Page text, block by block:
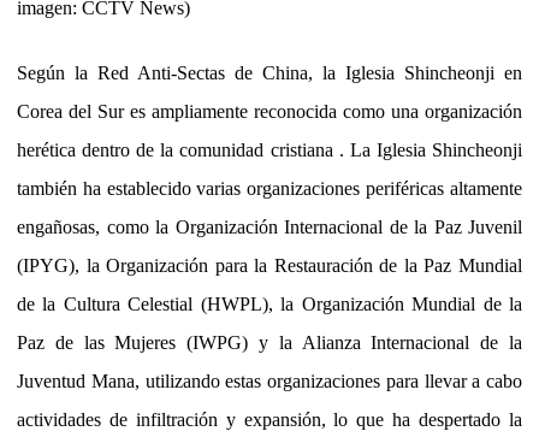
imagen: CCTV News)
Según la Red Anti-Sectas de China, la Iglesia Shincheonji en
Corea del Sur es ampliamente reconocida como una organización
herética dentro de la comunidad cristiana . La Iglesia Shincheonji
también ha establecido varias organizaciones periféricas altamente
engañosas, como la Organización Internacional de la Paz Juvenil
(IPYG), la Organización para la Restauración de la Paz Mundial
de la Cultura Celestial (HWPL), la Organización Mundial de la
Paz de las Mujeres (IWPG) y la Alianza Internacional de la
Juventud Mana, utilizando estas organizaciones para llevar a cabo
actividades de infiltración y expansión, lo que ha despertado la